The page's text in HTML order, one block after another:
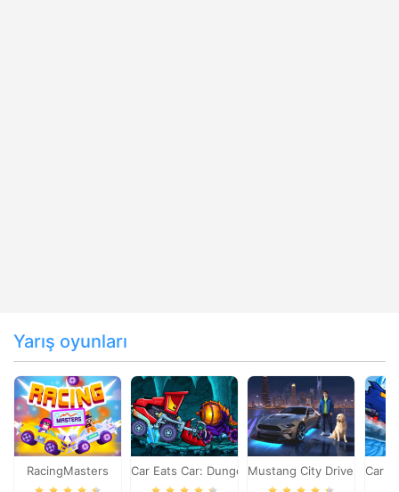
Yarış oyunları
RacingMasters Car Eats Car: Dungeon Adventure
Mustang City Driver Car